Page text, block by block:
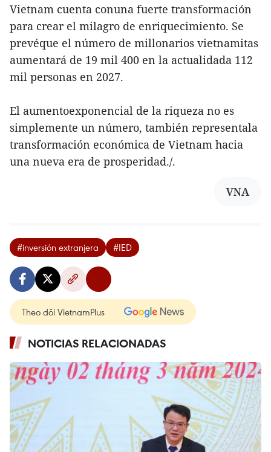
Vietnam cuenta conuna fuerte transformación
para crear el milagro de enriquecimiento. Se
prevéque el número de millonarios vietnamitas
aumentará de 19 mil 400 en la actualidada 112
mil personas en 2027.
El aumentoexponencial de la riqueza no es
simplemente un número, también representala
transformación económica de Vietnam hacia
una nueva era de prosperidad./.
VNA
#inversión extranjera #IED
Theo dõi VietnamPlus
NOTICIAS RELACIONADAS